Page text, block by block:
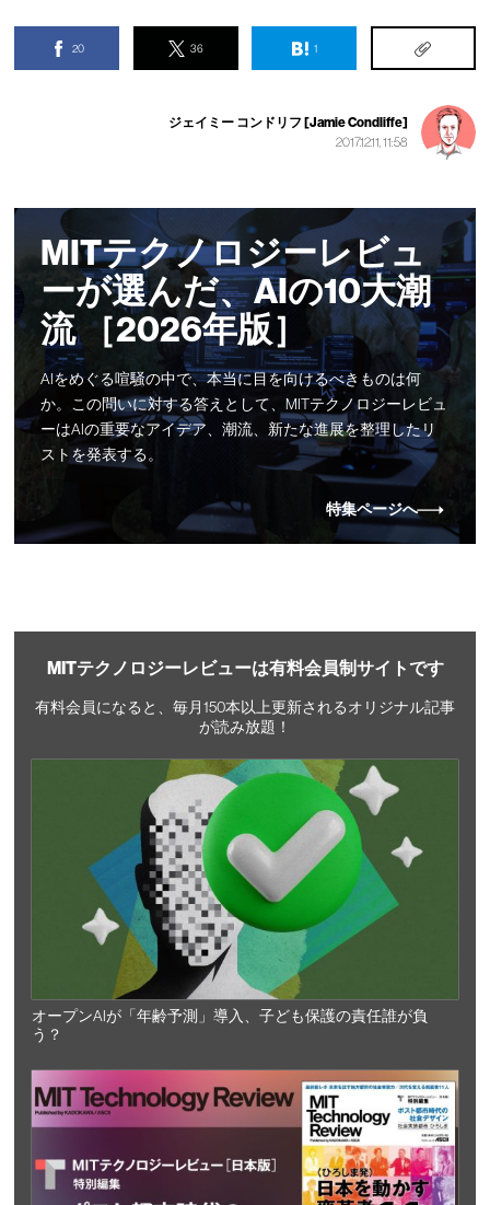
20 36 1
ジェイミー コンドリフ [Jamie Condliffe]
2017.12.11, 11:58
MITテクノロジーレビュ
ーが選んだ、AIの10大潮
流 ［2026年版］
AIをめぐる喧騒の中で、本当に目を向けるべきものは何
か。この問いに対する答えとして、MITテクノロジーレビュ
ーはAIの重要なアイデア、潮流、新たな進展を整理したリ
ストを発表する。
特集ページへ
MITテクノロジーレビューは有料会員制サイトです
有料会員になると、毎月150本以上更新されるオリジナル記事
が読み放題！
オープンAIが「年齢予測」導入、子ども保護の責任誰が負
う？